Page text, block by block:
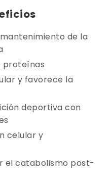
de la
proteínas
y favorece la
deportiva con
celular y
el catabolismo post-